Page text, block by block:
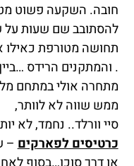
חובה. השקעה פשוט
להסתובב שם שעות על
תחושה מטורפת כאילו
. והמתקנים הרידס
מתחרה אולי במתחם
ממש שווה לא לוותר,
סיי וורלד.. נחמד, לא
כרטיסים לפארקים–